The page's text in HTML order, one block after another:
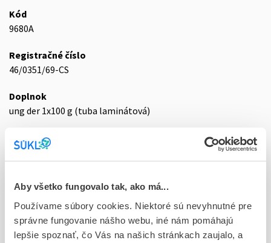
Aby všetko fungovalo tak, ako má...
Používame súbory cookies. Niektoré sú nevyhnutné pre
správne fungovanie nášho webu, iné nám pomáhajú
lepšie spoznať, čo Vás na našich stránkach zaujalo, a
Kód
9680A
Registračné číslo
46/0351/69-CS
Doplnok
ung der 1x100 g (tuba laminátová)
Stav
D - Registrácia bez obmedzenia platnosti
Národná
Držiteľ, krajina
Herbacos Recordati s.r.o., Česká republika